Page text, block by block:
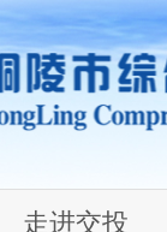
走进交投